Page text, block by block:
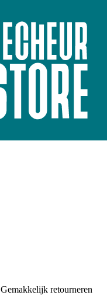
Gemakkelijk retourneren